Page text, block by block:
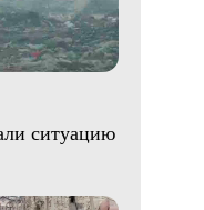
ситуацию